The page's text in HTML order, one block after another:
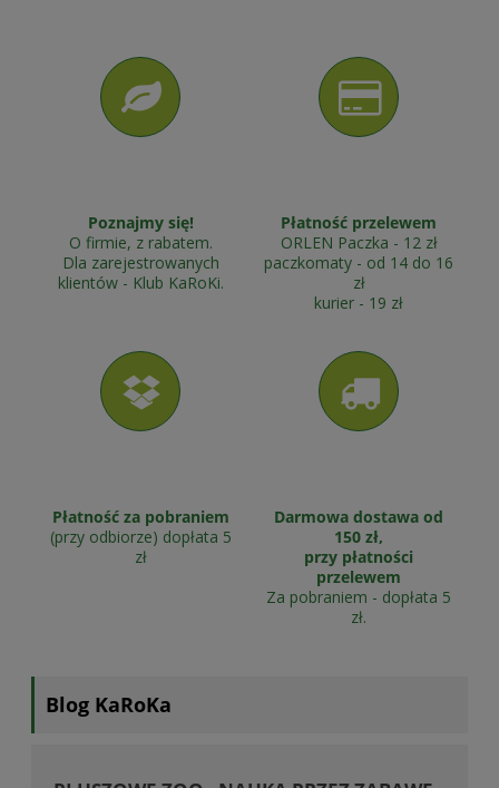
Poznajmy się!
O firmie, z rabatem.
Dla zarejestrowanych
klientów - Klub KaRoKi.
Płatność przelewem
ORLEN Paczka - 12 zł
paczkomaty - od 14 do 16
zł
kurier - 19 zł
Płatność za pobraniem
(przy odbiorze) dopłata 5
zł
Darmowa dostawa od
150 zł,
przy płatności
przelewem
Za pobraniem - dopłata 5
zł.
Blog KaRoKa